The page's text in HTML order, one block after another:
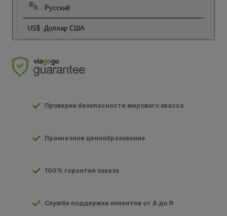
Русский
US$ Доллар США
Проверки безопасности мирового класса
Прозначное ценообразование
100% гарантия заказа
Служба поддержки клиентов от А до Я